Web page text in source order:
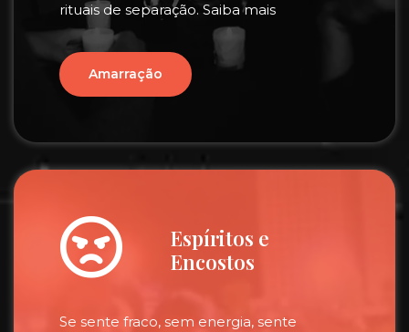
rituais de separação. Saiba mais
Amarração
Espíritos e
Encostos
Se sente fraco, sem energia, sente